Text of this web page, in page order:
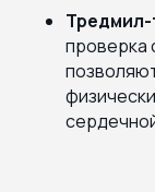
Тредмил-
проверка